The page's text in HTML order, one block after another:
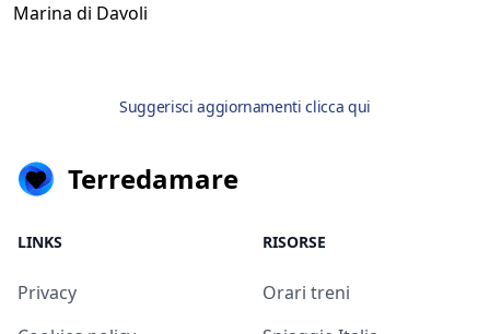
Marina di Davoli
Suggerisci aggiornamenti clicca qui
Terredamare
LINKS
Privacy
RISORSE
Orari treni